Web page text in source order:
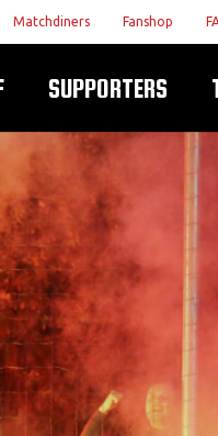
Matchdiners Fanshop
SUPPORTERS